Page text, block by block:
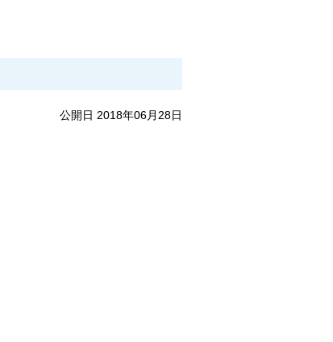
公開日 2018年06月28日